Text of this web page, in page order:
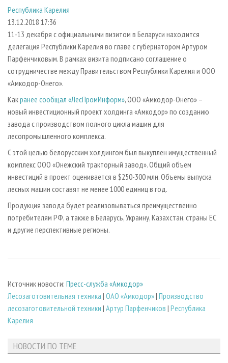
СУШКА ДРЕВЕСИНЫ
ПРОИЗВОДСТВО ДРЕВЕСНЫХ ПЛИТ
ДЕРЕВЯННОЕ ДОМОСТРОЕНИЕ
ПРОИЗВОДСТВО МЕБЕЛИ
БИОЭНЕРГЕТИКА
ЦБП
ИНСТРУМЕНТ И МАТЕРИАЛЫ
ПЕРСОНЫ
МОБИЛЬНЫЕ ВЫСТАВКИ
ОФИЦИАЛЬНЫЕ ДЕЛЕГАЦИИ
ПРИОРИТЕТНЫЕ ИНВЕСТПРОЕКТЫ
RUSSIAN FORESTRY REVIEW
БИБЛИОТЕКА СПЕЦИАЛИСТА
КОНТАКТЫ
РЕКЛАМА
РЕКЛАМА НА САЙТЕ
Республика Карелия
13.12.2018 17:36
11-13 декабря с официальными визитом в Беларуси находится
делегация Республики Карелия во главе с губернатором Артуром
Парфенчиковым. В рамках визита подписано соглашение о
сотрудничестве между Правительством Республики Карелия и ООО
«Амкодор-Онего».
Какранее сообщал «ЛесПромИнформ», ООО «Амкодор-Онего» –
новый инвестиционный проект холдинга «Амкодор» по созданию
завода с производством полного цикла машин для
лесопромышленного комплекса.
С этой целью белорусским холдингом был выкуплен имущественный
комплекс ООО «Онежский тракторный завод». Общий объем
инвестиций в проект оценивается в $250-300 млн. Объемы выпуска
лесных машин составят не менее 1000 единиц в год.
Продукция завода будет реализовываться преимущественно
потребителям РФ, а также в Беларусь, Украину, Казахстан, страны ЕС
и другие перспективные регионы.
Источник новости: Пресс-служба «Амкодор»
Лесозаготовительная техника | ОАО «Амкодор»| Производство
лесозаготовительной техники | Артур Парфенчиков | Республика
Карелия
НОВОСТИ ПО ТЕМЕ